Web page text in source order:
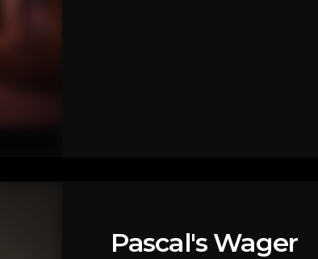
Pascal's Wager